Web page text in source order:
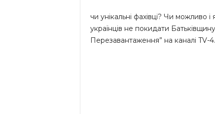
чи унікальні фахівці? Чи можливо
українців не покидати
Перезавантаження” на каналі TV-4.